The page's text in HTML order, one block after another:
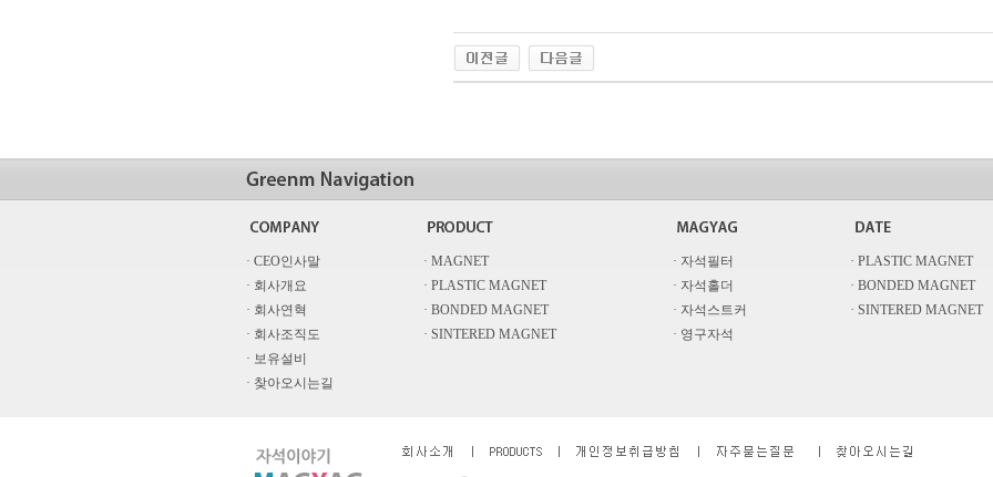
· CEO인사말 · MAGNET · 자석필터 · PLASTIC MAGNET
· 회사개요
· PLASTIC MAGNET · 자석홀더 · BONDED MAGNET
· 회사연혁
· BONDED MAGNET · 자석스트커 · SINTERED MAGNET
· 회사조직도
· SINTERED MAGNET
· 영구자석
· 보유설비
· 찾아오시는길